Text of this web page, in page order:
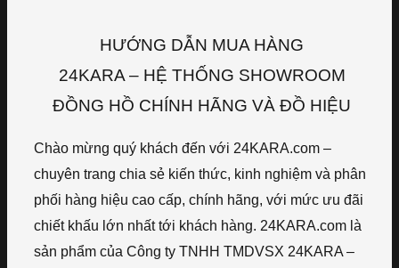
HƯỚNG DẪN MUA HÀNG
24KARA – HỆ THỐNG SHOWROOM
ĐỒNG HỒ CHÍNH HÃNG VÀ ĐỒ HIỆU
Chào mừng quý khách đến với 24KARA.com –
chuyên trang chia sẻ kiến thức, kinh nghiệm và phân
phối hàng hiệu cao cấp, chính hãng, với mức ưu đãi
chiết khấu lớn nhất tới khách hàng. 24KARA.com là
sản phẩm của Công ty TNHH TMDVSX 24KARA –